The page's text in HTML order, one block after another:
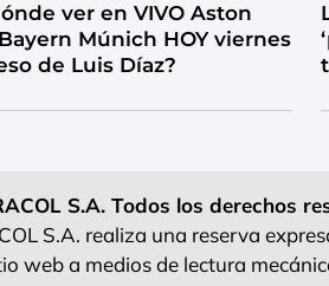
ver en VIVO Aston
Múnich HOY viernes
de Luis Díaz?
S.A. Todos los derechos
S.A. realiza una reserva
web a medios de lectura